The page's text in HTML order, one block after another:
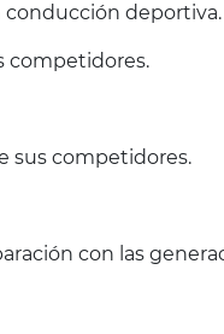
deportiva.
competidores.
sus competidores.
con las